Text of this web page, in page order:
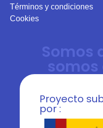
Términos y condiciones
Cookies
Somos
Proyecto
por :